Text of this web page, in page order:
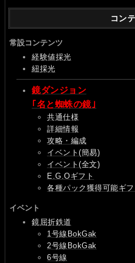
コン
常設コンテンツ
経験値採光
紐採光
鏡ダンジョン
｢名と蜘蛛の鏡｣
共通仕様
詳細情報
攻略・編成
イベント(簡易)
イベント(全文)
E.G.Oギフト
各種パック獲得可能ギ
イベント
鏡屈折鉄道
1号線BokGak
2号線BokGak
6号線